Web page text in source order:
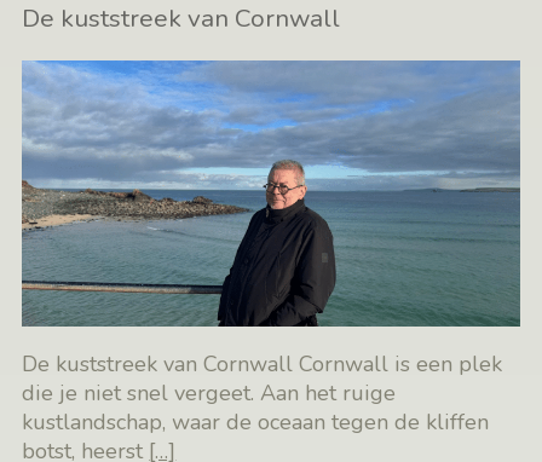
De kuststreek van Cornwall
De kuststreek van Cornwall Cornwall is een plek
die je niet snel vergeet. Aan het ruige
kustlandschap, waar de oceaan tegen de kliffen
botst, heerst […]